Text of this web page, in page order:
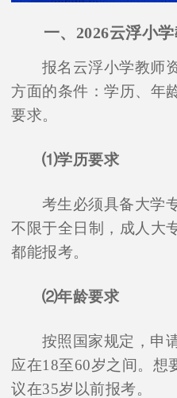
一、2026云浮小
报名云浮小学教师
方面的条件：学历、年
要求。
⑴学历要求
考生必须具备大学
不限于全日制，成人大
都能报考。
⑵年龄要求
按照国家规定，申
应在18至60岁之间。想
议在35岁以前报考。